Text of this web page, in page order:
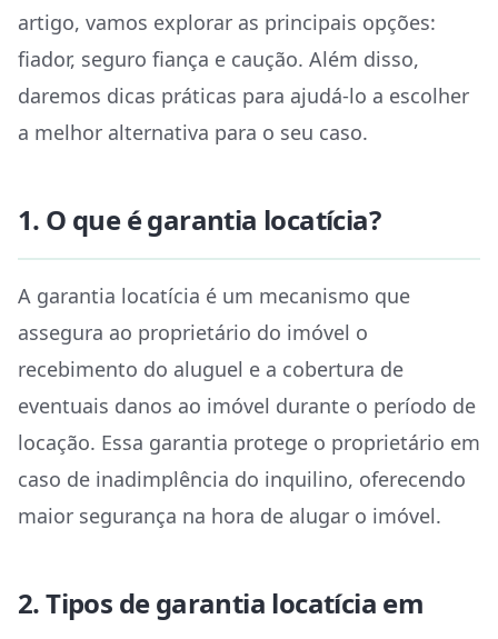
artigo, vamos explorar as principais opções:
fiador, seguro fiança e caução. Além disso,
daremos dicas práticas para ajudá-lo a escolher
a melhor alternativa para o seu caso.
1. O que é garantia locatícia?
A garantia locatícia é um mecanismo que
assegura ao proprietário do imóvel o
recebimento do aluguel e a cobertura de
eventuais danos ao imóvel durante o período de
locação. Essa garantia protege o proprietário em
caso de inadimplência do inquilino, oferecendo
maior segurança na hora de alugar o imóvel.
2. Tipos de garantia locatícia em